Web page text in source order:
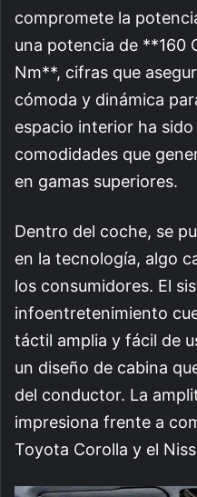
compromete la
una potencia de **160
Nm**, cifras que
cómoda y dinámica
espacio interior ha
comodidades que
en gamas superiores.
Dentro del coche, se
en la tecnología, algo
los consumidores. El
infoentretenimiento
táctil amplia y fácil de
un diseño de cabina
del conductor. La
impresiona frente a
Toyota Corolla y el